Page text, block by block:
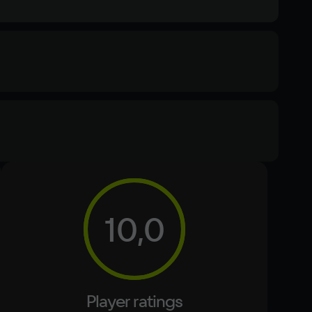
DirectX(R): 11, Звуковая карта: совместимая c
Text
10,0
Player ratings